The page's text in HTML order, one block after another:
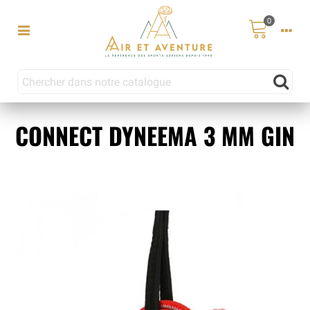
0
CONNECT DYNEEMA 3 MM GIN